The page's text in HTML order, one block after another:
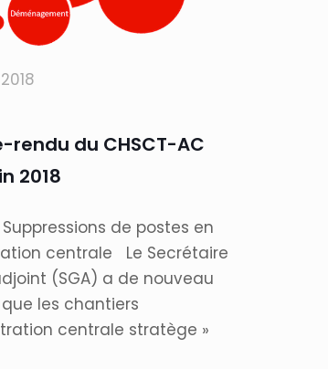
rendu du CHSCT-AC
2018
Suppressions de postes en
centrale Le Secrétaire
(SGA) a de nouveau
les chantiers
centrale stratège »